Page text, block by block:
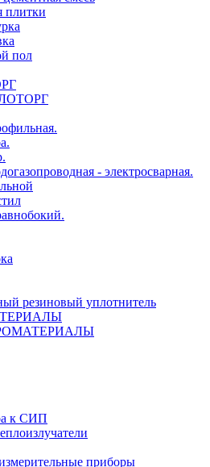
плитки
пол
- электросварная.
резиновый уплотнитель
к СИП
приборы